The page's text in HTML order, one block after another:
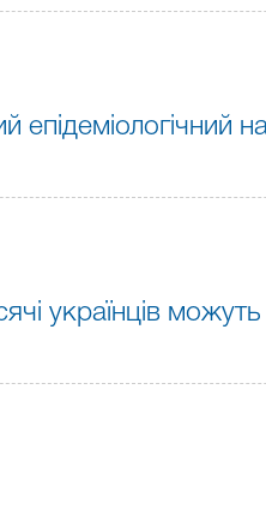
епідеміологічний
українців